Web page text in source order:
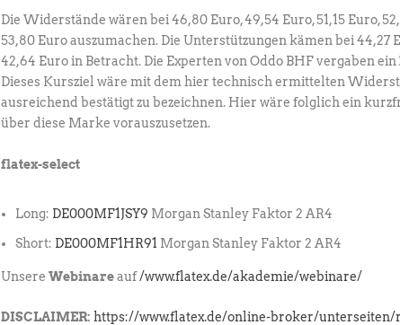
Die Widerstände wären bei 46,80 Euro, 49,54 Euro, 51,15 Euro,
53,80 Euro auszumachen. Die Unterstützungen kämen bei 44,27
42,64 Euro in Betracht. Die Experten von Oddo BHF vergaben
Dieses Kursziel wäre mit dem hier technisch ermittelten
ausreichend bestätigt zu bezeichnen. Hier wäre folglich ein
über diese Marke vorauszusetzen.
flatex-select
Long: DE000MF1JSY9 Morgan Stanley Faktor 2 AR4
Short: DE000MF1HR91 Morgan Stanley Faktor 2 AR4
Unsere Webinareauf/www.flatex.de/akademie/webinare/
DISCLAIMER: https://www.flatex.de/online-broker/